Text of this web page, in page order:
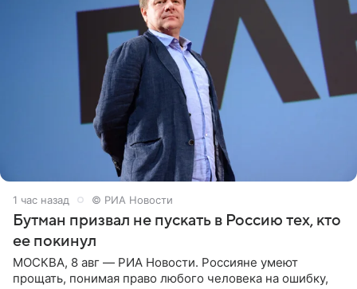
1 час назад © РИА Новости
Бутман призвал не пускать в Россию тех, кто
ее покинул
МОСКВА, 8 авг — РИА Новости. Россияне умеют
прощать, понимая право любого человека на ошибку,